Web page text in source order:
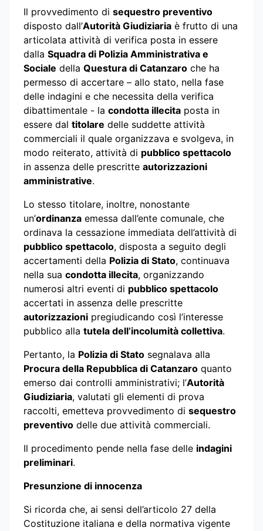
Il provvedimento di sequestro preventivo
disposto dall’Autorità Giudiziaria è frutto di una
articolata attività di verifica posta in essere
dalla Squadra di Polizia Amministrativa e
Sociale della Questura di Catanzaro che ha
permesso di accertare – allo stato, nella fase
delle indagini e che necessita della verifica
dibattimentale - la condotta illecita posta in
essere dal titolare delle suddette attività
commerciali il quale organizzava e svolgeva, in
modo reiterato, attività di pubblico spettacolo
in assenza delle prescritte autorizzazioni
amministrative.
Lo stesso titolare, inoltre, nonostante
un’ordinanza emessa dall’ente comunale, che
ordinava la cessazione immediata dell’attività di
pubblico spettacolo, disposta a seguito degli
accertamenti della Polizia di Stato, continuava
nella sua condotta illecita, organizzando
numerosi altri eventi di pubblico spettacolo
accertati in assenza delle prescritte
autorizzazioni pregiudicando così l’interesse
pubblico alla tutela dell’incolumità collettiva.
Pertanto, la Polizia di Stato segnalava alla
Procura della Repubblica di Catanzaro quanto
emerso dai controlli amministrativi; l’Autorità
Giudiziaria, valutati gli elementi di prova
raccolti, emetteva provvedimento di sequestro
preventivo delle due attività commerciali.
Il procedimento pende nella fase delle indagini
preliminari.
Presunzione di innocenza
Si ricorda che, ai sensi dell’articolo 27 della
Costituzione italiana e della normativa vigente